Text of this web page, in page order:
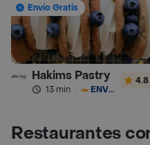
Envío Gratis
Hakims Pastry
13 min · ENVÍO GRATIS
4.8
Restaurantes